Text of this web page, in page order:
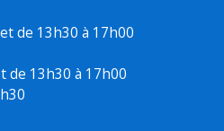
de 13h30 à 17h00
de 13h30 à 17h00